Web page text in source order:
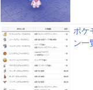
ポケ
ン一